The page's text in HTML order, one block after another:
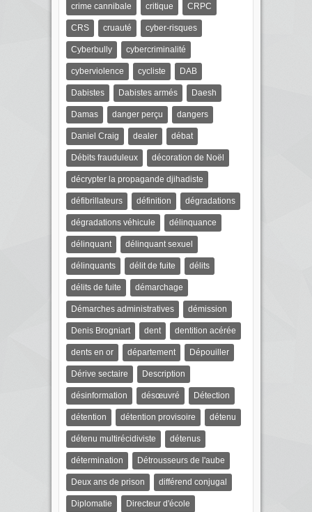
crime cannibale critique CRPC
CRS cruauté cyber-risques
Cyberbully cybercriminalité
cyberviolence cycliste DAB
Dabistes Dabistes armés Daesh
Damas danger perçu dangers
Daniel Craig dealer débat
Débits frauduleux décoration de Noël
décrypter la propagande djihadiste
défibrillateurs définition dégradations
dégradations véhicule délinquance
délinquant délinquant sexuel
délinquants délit de fuite délits
délits de fuite démarchage
Démarches administratives démission
Denis Brogniart dent dentition acérée
dents en or département Dépouiller
Dérive sectaire Description
désinformation désœuvré Détection
détention détention provisoire détenu
détenu multirécidiviste détenus
détermination Détrousseurs de l'aube
Deux ans de prison différend conjugal
Diplomatie Directeur d'école